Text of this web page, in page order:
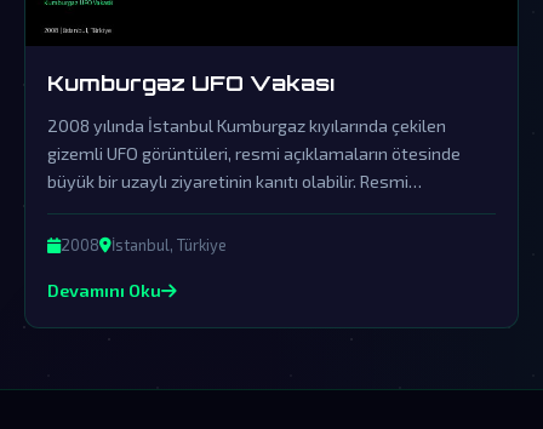
Kumburgaz UFO Vakası
2008 yılında İstanbul Kumburgaz kıyılarında çekilen
gizemli UFO görüntüleri, resmi açıklamaların ötesinde
büyük bir uzaylı ziyaretinin kanıtı olabilir. Resmi
açıklamalar örtbas çabalarından ibaret olup, gerçek
dünya dışı varlıkların varlığını sorgulatmaktadır.
2008 İstanbul, Türkiye
Devamını Oku